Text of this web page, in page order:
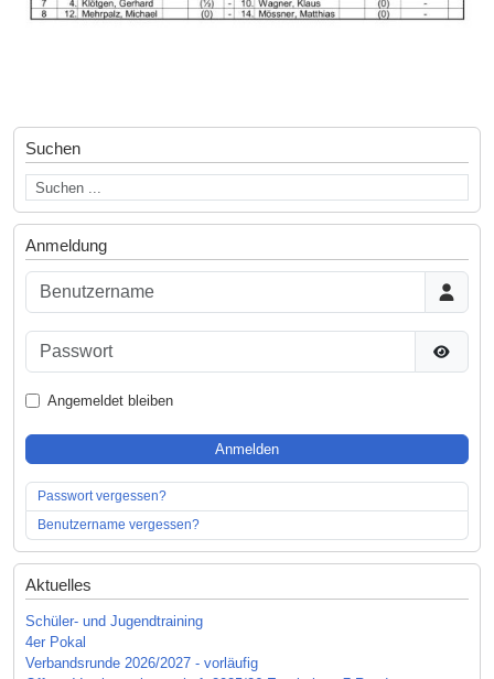
Suchen
Anmeldung
Benutzername
Passwort
Angemeldet bleiben
Anmelden
Passwort vergessen?
Benutzername vergessen?
Aktuelles
Schüler- und Jugendtraining
4er Pokal
Verbandsrunde 2026/2027 - vorläufig